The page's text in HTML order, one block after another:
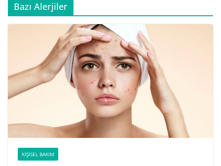
Bazı Alerjiler
KIŞISEL BAKIM